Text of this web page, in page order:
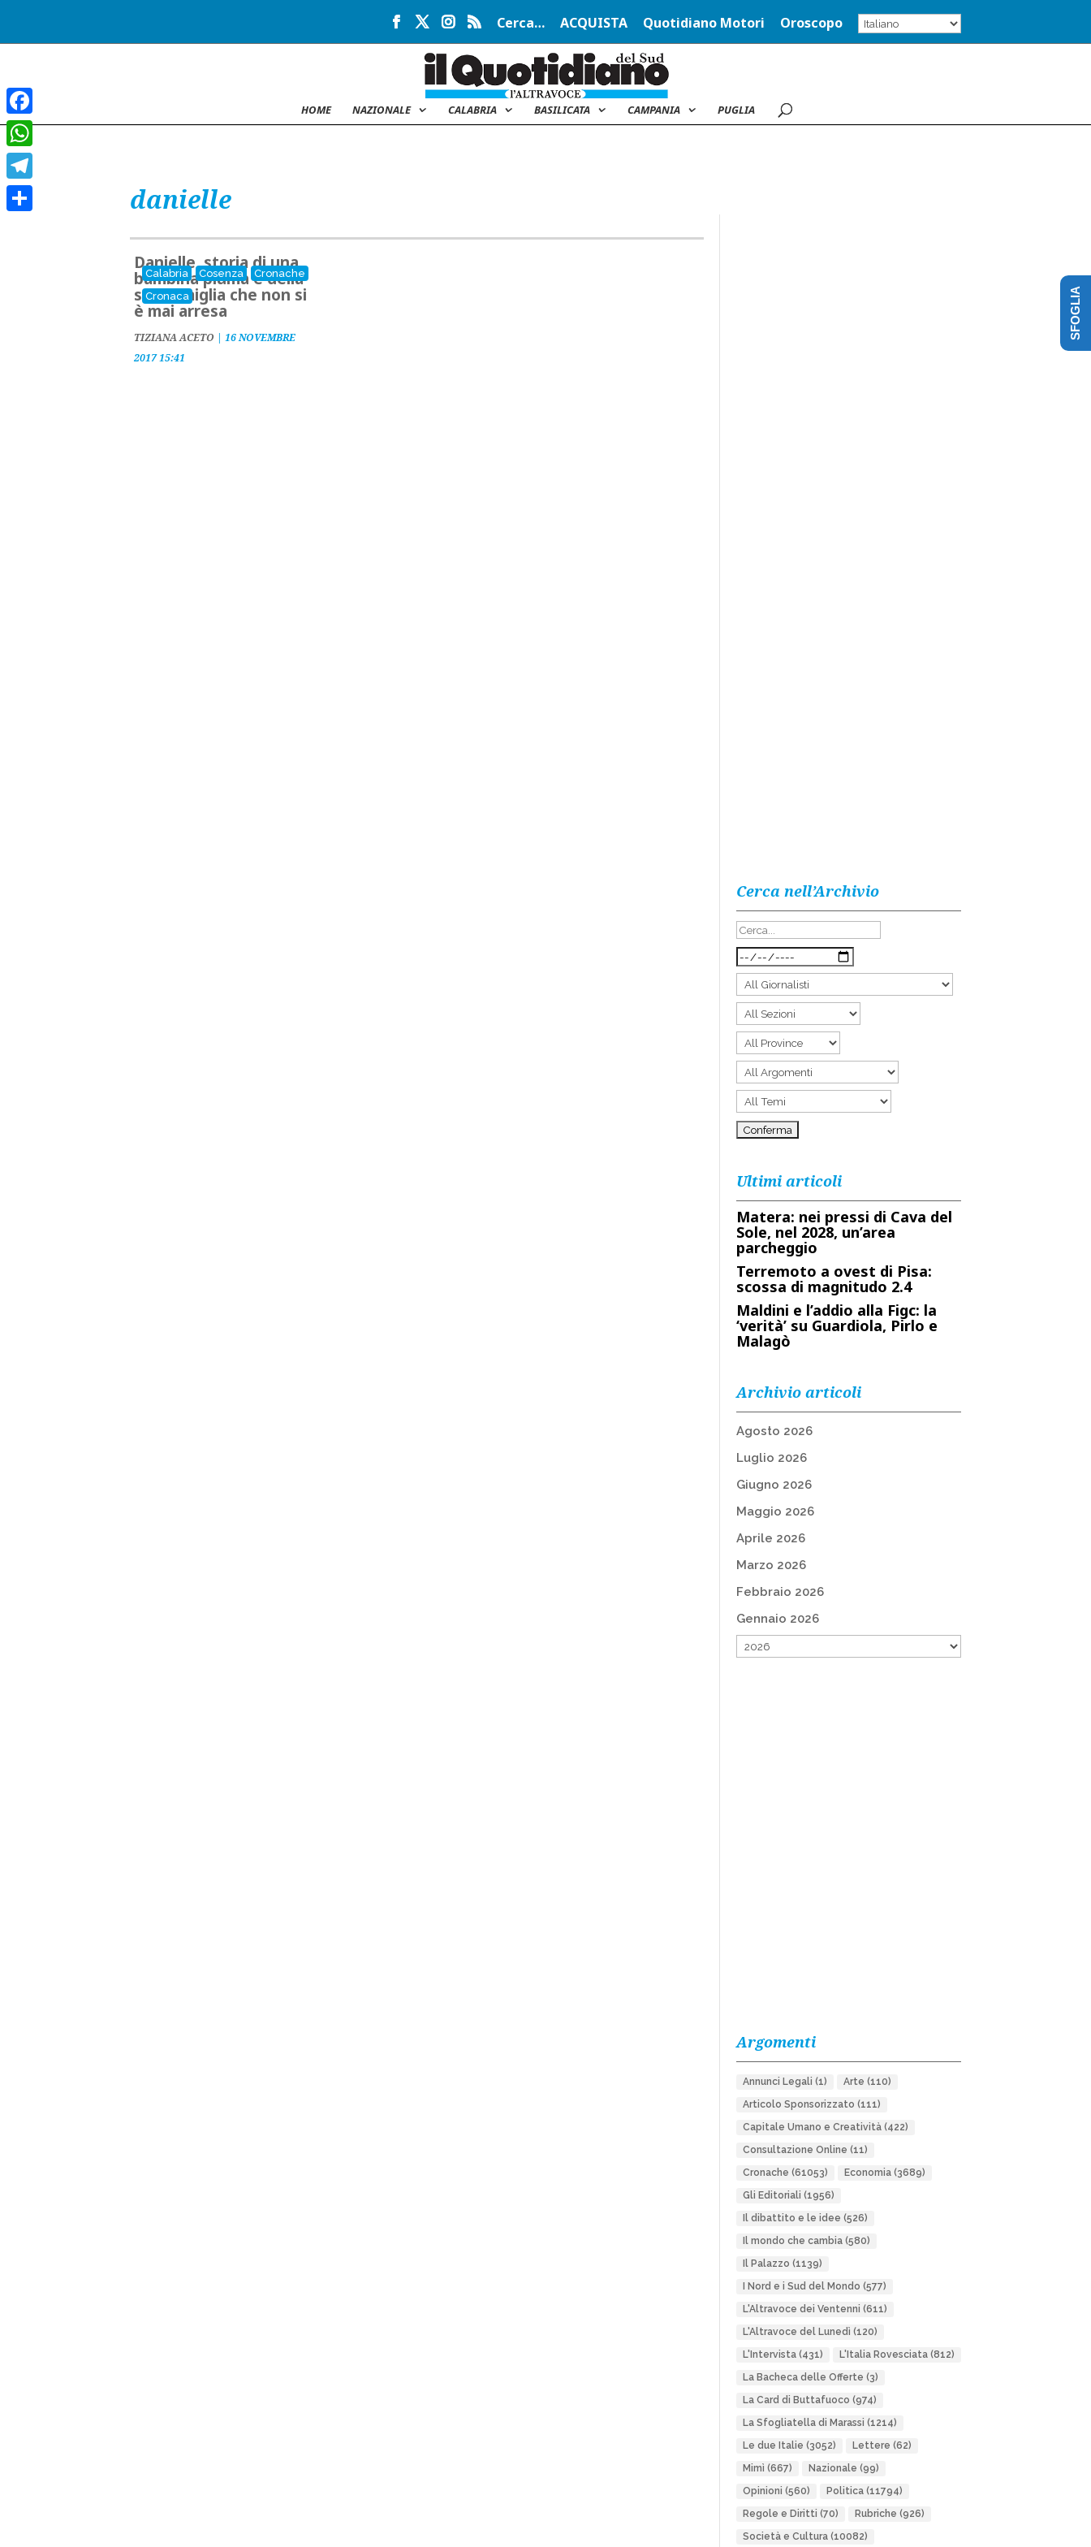
Cerca… ACQUISTA Quotidiano Motori Oroscopo
HOME NAZIONALE CALABRIA BASILICATA CAMPANIA PUGLIA
danielle
Calabria Cosenza
Cronache
Cronaca
Danielle, storia di una
bambina piuma e della
sua famiglia che non si
è mai arresa
TIZIANA ACETO | 16 NOVEMBRE
2017 15:41
Cerca nell’Archivio
Ultimi articoli
Matera: nei pressi di Cava del
Sole, nel 2028, un’area
parcheggio
Terremoto a ovest di Pisa:
scossa di magnitudo 2.4
Maldini e l’addio alla Figc: la
‘verità’ su Guardiola, Pirlo e
Malagò
Archivio articoli
Agosto 2026
Luglio 2026
Giugno 2026
Maggio 2026
Aprile 2026
Marzo 2026
Febbraio 2026
Gennaio 2026
Argomenti
Annunci Legali (1) Arte (110)
Articolo Sponsorizzato (111)
Capitale Umano e Creatività(422)
Consultazione Online (11)
Cronache (61053) Economia(3689)
Gli Editoriali (1956)
Il dibattito e le idee (526)
Il mondo che cambia(580)
Il Palazzo (1139)
I Nord e i Sud del Mondo (577)
L'Altravoce dei Ventenni (611)
L'Altravoce del Lunedì (120)
L'Intervista(431) L'Italia Rovesciata(812)
La Bacheca delle Offerte (3)
La Card di Buttafuoco (974)
La Sfogliatella di Marassi (1214)
Le due Italie (3052) Lettere (62)
Mimì (667) Nazionale (99)
Opinioni (560) Politica(11794)
Regole e Diritti (70) Rubriche (926)
Società e Cultura(10082)
Facebook
WhatsApp
Telegram
SFOGLIA